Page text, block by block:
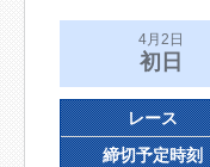
4月2日
初日
レース
締切予定時刻